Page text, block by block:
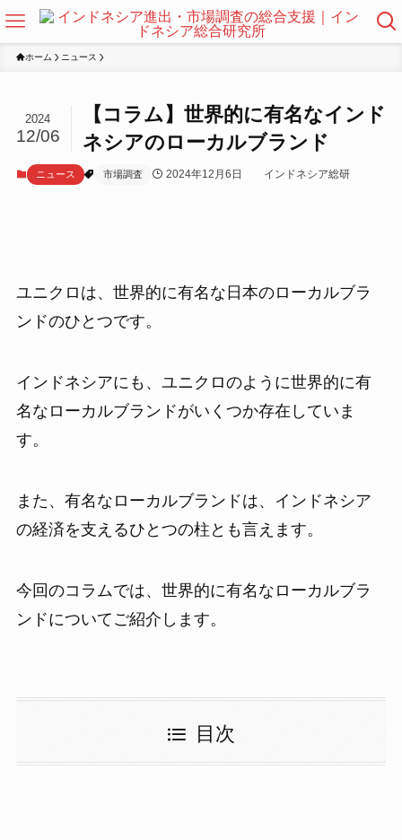
ホーム ニュース
【コラム】世界的に有名なインド
ネシアのローカルブランド
2024
12/06
ニュース 市場調査 2024年12月6日 インドネシア総研
ユニクロは、世界的に有名な日本のローカルブラ
ンドのひとつです。
インドネシアにも、ユニクロのように世界的に有
名なローカルブランドがいくつか存在していま
す。
また、有名なローカルブランドは、インドネシア
の経済を支えるひとつの柱とも言えます。
今回のコラムでは、世界的に有名なローカルブラ
ンドについてご紹介します。
目次